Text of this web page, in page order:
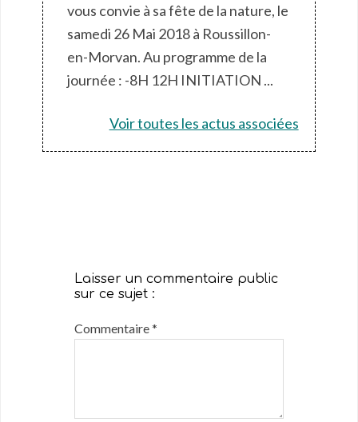
vous convie à sa fête de la nature, le
samedi 26 Mai 2018 à Roussillon-
en-Morvan. Au programme de la
journée : -8H 12H INITIATION ...
Voir toutes les actus associées
lecteur
Laisser un commentaire public
sur ce sujet :
Commentaire*